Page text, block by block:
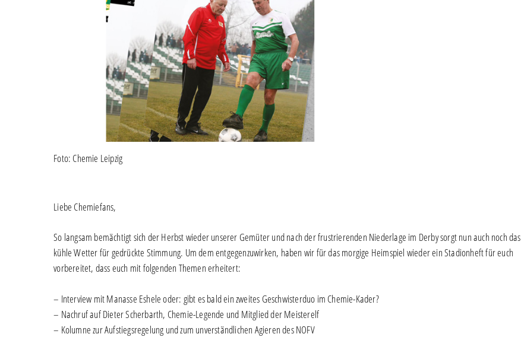
Foto: Chemie Leipzig
Liebe Chemiefans,
So langsam bemächtigt sich der Herbst wieder unserer Gemüter und nach der frustrierenden Niederlage im Derby sorgt nun auch noch das
kühle Wetter für gedrückte Stimmung. Um dem entgegenzuwirken, haben wir für das morgige Heimspiel wieder ein Stadionheft für euch
vorbereitet, dass euch mit folgenden Themen erheitert:
– Interview mit Manasse Eshele oder: gibt es bald ein zweites Geschwisterduo im Chemie-Kader?
– Nachruf auf Dieter Scherbarth, Chemie-Legende und Mitglied der Meisterelf
– Kolumne zur Aufstiegsregelung und zum unverständlichen Agieren des NOFV